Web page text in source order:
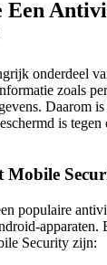
Een
onderdeel
zoals
Daarom
is
Mobile
populaire
apparaten.
Security zijn: